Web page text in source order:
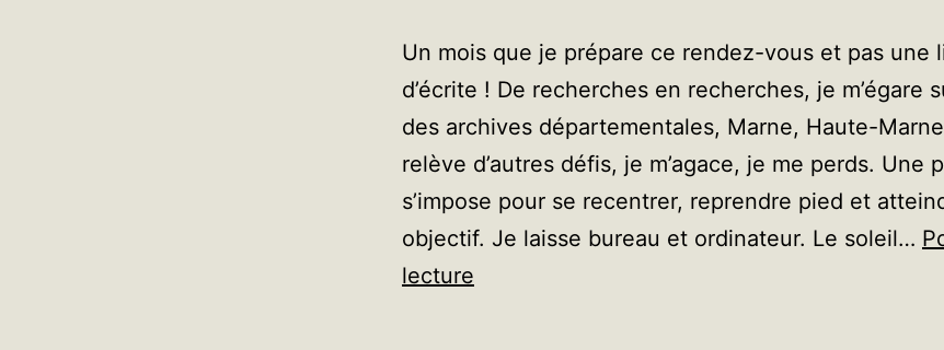
Un mois que je prépare ce rendez-vous et pas une
d’écrite ! De recherches en recherches, je m’égare
des archives départementales, Marne, Haute-
relève d’autres défis, je m’agace, je me perds. Une
s’impose pour se recentrer, reprendre pied et
objectif. Je laisse bureau et ordinateur. Le soleil…
lecture